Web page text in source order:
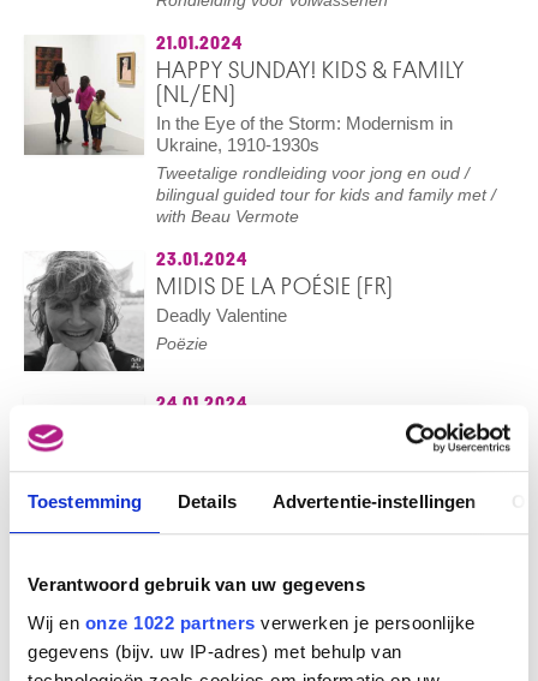
Toestemming Details Advertentie-instellingen
Verantwoord gebruik van uw gegevens
Wij en onze 1022 partners verwerken je persoonlijke
gegevens (bijv. uw IP-adres) met behulp van
21.01.2024
HAPPY SUNDAY! KIDS & FAMILY
(NL/EN)
In the Eye of the Storm: Modernism in
Ukraine, 1910-1930s
Tweetalige rondleiding voor jong en oud /
bilingual guided tour for kids and family met /
with Beau Vermote
23.01.2024
MIDIS DE LA POÉSIE (FR)
Deadly Valentine
Poëzie
24.01.2024
RONDLEIDING VOOR BLINDEN EN
Masters Museum)
Museum op Maat
25.01.2024
Ode aan de stilte
Rondleiding door Isabel Vermote